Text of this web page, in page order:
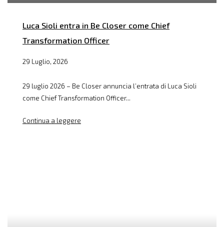
Luca Sioli entra in Be Closer come Chief
Transformation Officer
29 Luglio, 2026
29 luglio 2026 – Be Closer annuncia l’entrata di Luca Sioli
come Chief Transformation Officer...
Continua a leggere